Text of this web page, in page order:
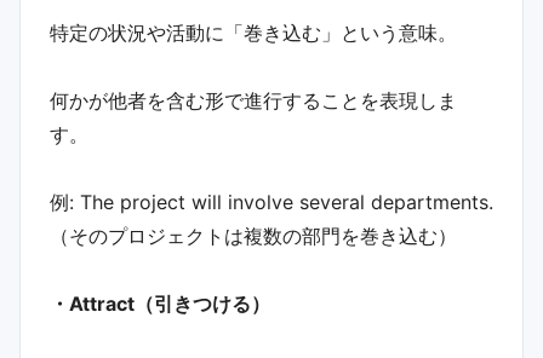
特定の状況や活動に「巻き込む」という意味。
何かが他者を含む形で進行することを表現しま
す。
例: The project will involve several departments.
（そのプロジェクトは複数の部門を巻き込む）
・Attract（引きつける）